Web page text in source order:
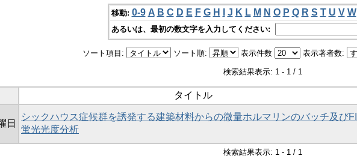
移動: 0-9 A B C D E F G H J K L M N O P Q R S T U V W
あるいは、最初の数文字を入力してください:
ソート項目: ソート順: 表示件数 表示著者数:
検索結果表示: 1 - 1 / 1
タイトル
日
シックハウス症候群を誘発する建築材料からの微量ホルマリンのバッチ及びFI
蛍光光度分析
検索結果表示: 1 - 1 / 1